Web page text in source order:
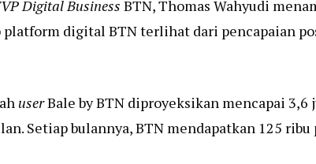
Digital Business BTN, Thomas Wahyudi
platform digital BTN terlihat dari pencapaian
userBale by BTN diproyeksikan mencapai
Setiap bulannya, BTN mendapatkan 125 ribu